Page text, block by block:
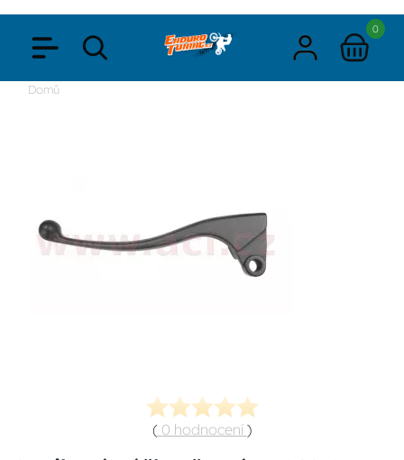
0
Domů
( 0 hodnocení )